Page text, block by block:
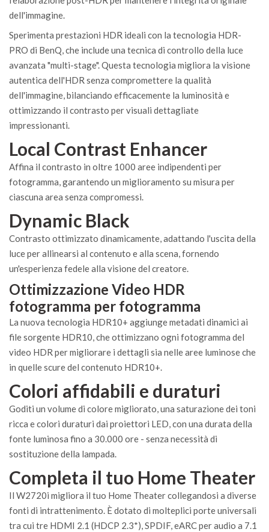
dell'immagine.
Sperimenta prestazioni HDR ideali con la tecnologia HDR-
PRO di BenQ, che include una tecnica di controllo della luce
avanzata "multi-stage". Questa tecnologia migliora la visione
autentica dell'HDR senza compromettere la qualità
dell'immagine, bilanciando efficacemente la luminosità e
ottimizzando il contrasto per visuali dettagliate
impressionanti.
Local Contrast Enhancer
Affina il contrasto in oltre 1000 aree indipendenti per
fotogramma, garantendo un miglioramento su misura per
ciascuna area senza compromessi.
Dynamic Black
Contrasto ottimizzato dinamicamente, adattando l'uscita della
luce per allinearsi al contenuto e alla scena, fornendo
un'esperienza fedele alla visione del creatore.
Ottimizzazione Video HDR
fotogramma per fotogramma
La nuova tecnologia HDR10+ aggiunge metadati dinamici ai
file sorgente HDR10, che ottimizzano ogni fotogramma del
video HDR per migliorare i dettagli sia nelle aree luminose che
in quelle scure del contenuto HDR10+.
Colori affidabili e duraturi
Goditi un volume di colore migliorato, una saturazione dei toni
ricca e colori duraturi dai proiettori LED, con una durata della
fonte luminosa fino a 30.000 ore - senza necessità di
sostituzione della lampada.
Completa il tuo Home Theater
Il W2720i migliora il tuo Home Theater collegandosi a diverse
fonti di intrattenimento. È dotato di molteplici porte universali
tra cui tre HDMI 2.1 (HDCP 2.3*), SPDIF, eARC per audio a 7.1